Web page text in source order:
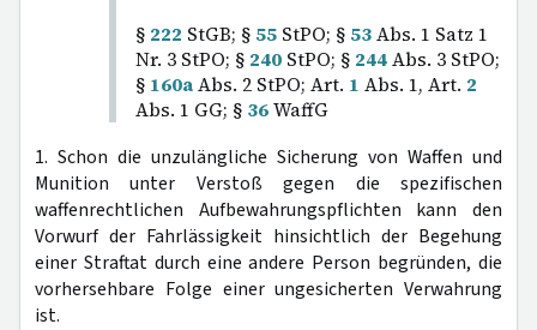
§ 222 StGB; § 55 StPO; § 53Abs. 1 Satz 1
Nr. 3 StPO; § 240 StPO; § 244Abs. 3 StPO;
§ 160aAbs. 2 StPO; Art. 1 Abs. 1, Art. 2
Abs. 1 GG; § 36WaffG
1. Schon die unzulängliche Sicherung von Waffen und
Munition unter Verstoß gegen die spezifischen
waffenrechtlichen Aufbewahrungspflichten kann den
Vorwurf der Fahrlässigkeit hinsichtlich der Begehung
einer Straftat durch eine andere Person begründen, die
vorhersehbare Folge einer ungesicherten Verwahrung
ist.